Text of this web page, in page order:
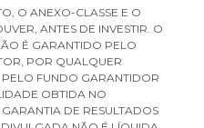
O ANEXO-CLASSE E O
ANTES DE INVESTIR. O
É GARANTIDO PELO
POR QUALQUER
FUNDO GARANTIDOR
OBTIDA NO
DE RESULTADOS